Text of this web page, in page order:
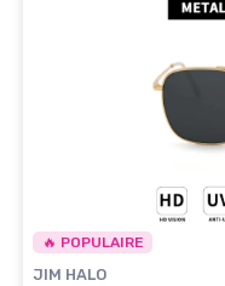
🔥 POPULAIRE
JIM HALO